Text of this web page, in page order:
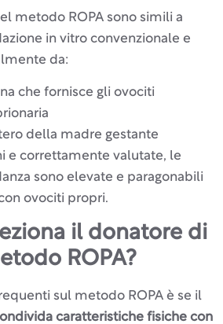
metodo ROPA sono simili a
in vitro convenzionale e
da:
che fornisce gli ovociti
della madre gestante
e correttamente valutate, le
sono elevate e paragonabili
ovociti propri.
il donatore di
ROPA?
sul metodo ROPA è se il
caratteristiche fisiche con